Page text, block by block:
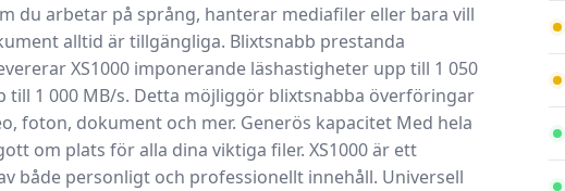
du arbetar på språng, hanterar mediafiler eller bara vill
alltid är tillgängliga. Blixtsnabb prestanda
XS1000 imponerande läshastigheter upp till 1 050
till 1 000 MB/s. Detta möjliggör blixtsnabba överföringar
foton, dokument och mer. Generös kapacitet Med hela
om plats för alla dina viktiga filer. XS1000 är ett
både personligt och professionellt innehåll. Universell